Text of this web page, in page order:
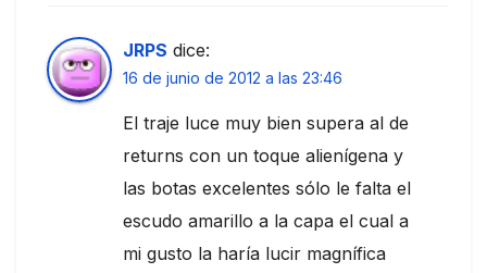
JRPS dice:
16 de junio de 2012 a las 23:46
El traje luce muy bien supera al de
returns con un toque alienígena y
las botas excelentes sólo le falta el
escudo amarillo a la capa el cual a
mi gusto la haría lucir magnífica